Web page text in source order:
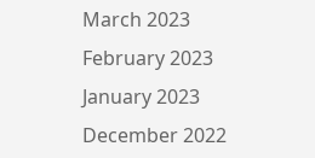
March 2023
February 2023
January 2023
December 2022